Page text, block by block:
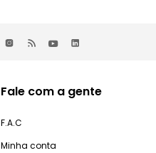
Fale com a gente
F.A.C
Minha conta